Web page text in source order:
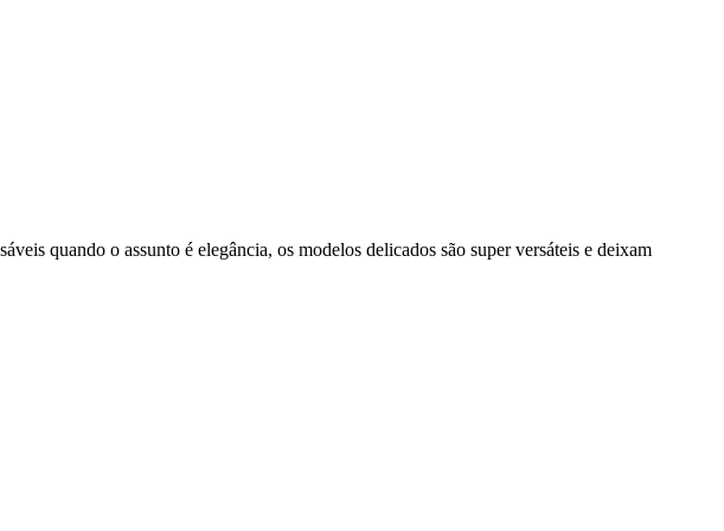
quando o assunto é elegância, os modelos delicados são super versáteis e deixam